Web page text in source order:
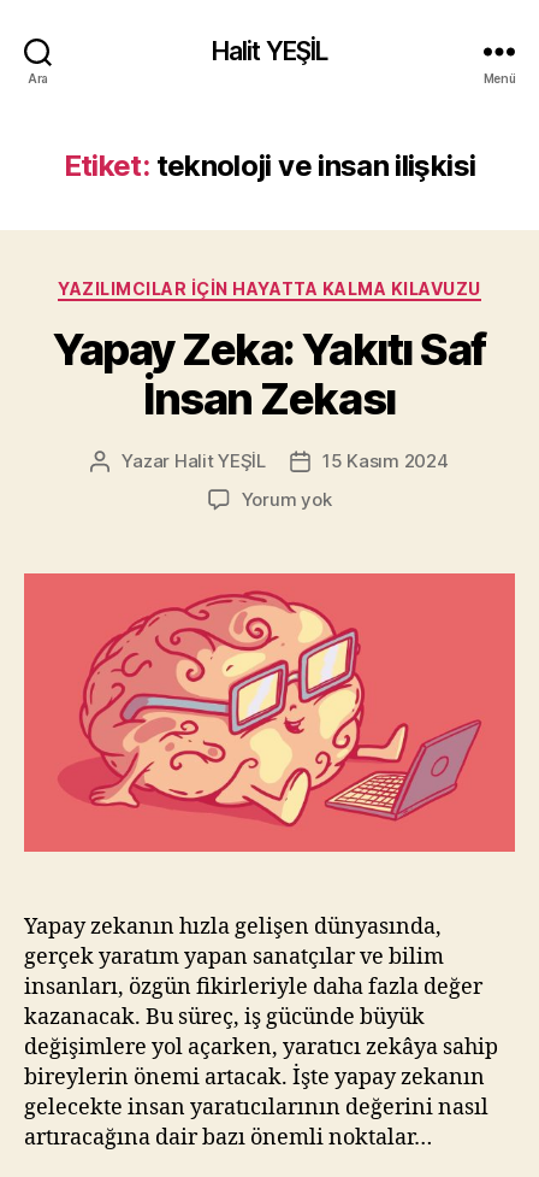
Ara
Halit YEŞİL
Menü
Etiket: teknoloji ve insan ilişkisi
Kategoriler
YAZILIMCILAR İÇIN HAYATTA KALMA KILAVUZU
Yapay Zeka: Yakıtı Saf
İnsan Zekası
Yazının
Yazar Halit YEŞİL
Yazı
tarihi
15 Kasım 2024
Yorum yokYapay
Saf
Zekası
Yapay zekanın hızla gelişen dünyasında,
gerçek yaratım yapan sanatçılar ve bilim
insanları, özgün fikirleriyle daha fazla değer
kazanacak. Bu süreç, iş gücünde büyük
değişimlere yol açarken, yaratıcı zekâya sahip
bireylerin önemi artacak. İşte yapay zekanın
gelecekte insan yaratıcılarının değerini nasıl
artıracağına dair bazı önemli noktalar…